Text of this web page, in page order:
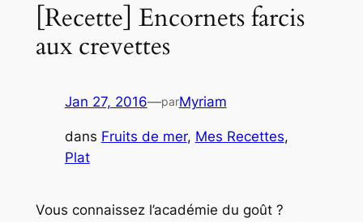
[Recette] Encornets farcis
aux crevettes
Jan 27, 2016—parMyriam
dans Fruits de mer, Mes Recettes
Plat
Vous connaissez l’académie du goût ?